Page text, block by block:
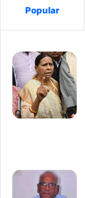
Popular